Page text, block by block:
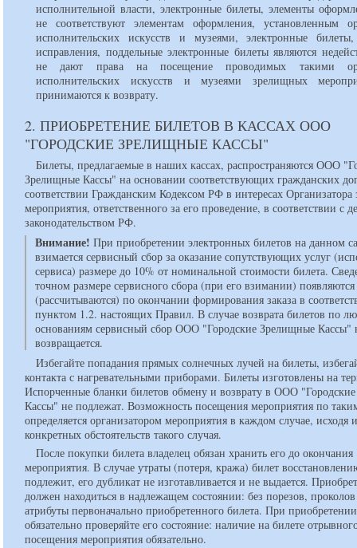
исполнительной власти, электронные билеты, элементы
не соответствуют элементам оформления, установленным
исполнительских искусств и музеями, электронные
исправления, поддельные электронные билеты являются
не дают права на посещение проводимых такими
исполнительских искусств и музеями зрелищных
принимаются к возврату.
2. ПРИОБРЕТЕНИЕ БИЛЕТОВ В КАССАХ ООО
"ГОРОДСКИЕ ЗРЕЛИЩНЫЕ КАССЫ"
Билеты, предлагаемые в наших кассах, распространяются ООО
Зрелищные Кассы" на основании соответствующих гражданских
соответствии Гражданским Кодексом РФ в интересах
мероприятия, ответственного за его проведение, в соответствии с
законодательством РФ.
Внимание! При приобретении электронных билетов на данном
взимается сервисный сбор за оказание сопутствующих услуг
сервиса) размере до 10% от номинальной стоимости билета.
точном размере сервисного сбора (при его взимании) появляются
(рассчитываются) по окончании формирования заказа в
пунктом 1.2. настоящих Правил. В случае возврата билетов по
основаниям сервисный сбор ООО "Городские Зрелищные Кассы"
возвращается.
Избегайте попадания прямых солнечных лучей на билеты,
контакта с нагревательными приборами. Билеты изготовлены на
Испорченные бланки билетов обмену и возврату в ООО
Кассы" не подлежат. Возможность посещения мероприятия по
определяется организатором мероприятия в каждом случае, исходя
конкретных обстоятельств такого случая.
После покупки билета владелец обязан хранить его до окончания
мероприятия. В случае утраты (потеря, кража) билет
подлежит, его дубликат не изготавливается и не выдается.
должен находиться в надлежащем состоянии: без порезов,
атрибуты первоначально приобретенного билета. При
обязательно проверяйте его состояние: наличие на билете
посещения мероприятия обязательно.